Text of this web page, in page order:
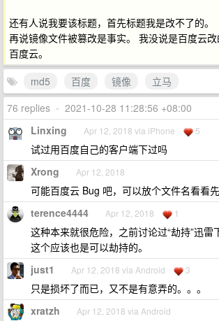
还有人说我要该标题，首先标题我是改不了的。
再说镜像文件被篡改是事实。 我没说是百度云
百度云。
md5
百度 镜像
立马
76 replies • 2021-10-28 11:28:56 +08:00
Linxing Apr 12, 2018 via iPhone 5
试过用百度自己的客户端下过吗
Xrong Apr 12, 2018
可能百度云 Bug 吧，可以放个文件名看看先
terence4444 Apr 12, 2018 1
这种本来就很危险，之前讨论过“劫持”迅雷
这个应该也是可以劫持的。
just1 Apr 12, 2018 via Android 3
只是损坏了而已，又不是有意弄的。。。
xratzh Apr 12, 2018 via Android